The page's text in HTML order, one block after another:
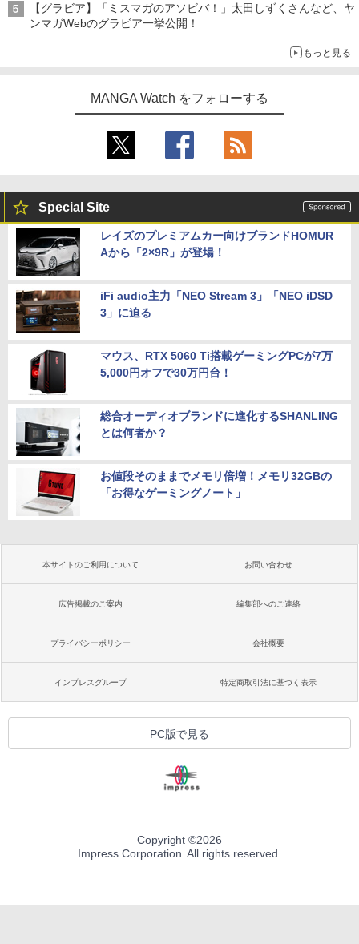
【グラビア】「ミスマガのアソビバ！」太田しずくさんなど、ヤ
ンマガWebのグラビア一挙公開！
もっと見る
MANGA Watch をフォローする
Special Site
レイズのプレミアムカー向けブランドHOMUR
Aから「2×9R」が登場！
iFi audio主力「NEO Stream 3」「NEO iDSD
3」に迫る
マウス、RTX 5060 Ti搭載ゲーミングPCが7万
5,000円オフで30万円台！
総合オーディオブランドに進化するSHANLING
とは何者か？
お値段そのままでメモリ倍増！メモリ32GBの
「お得なゲーミングノート」
本サイトのご利用について お問い合わせ
広告掲載のご案内 編集部へのご連絡
プライバシーポリシー 会社概要
インプレスグループ 特定商取引法に基づく表示
PC版で見る
Copyright ©2026
Impress Corporation. All rights reserved.